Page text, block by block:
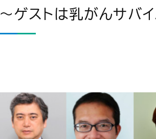
～ゲストは乳がんサバ